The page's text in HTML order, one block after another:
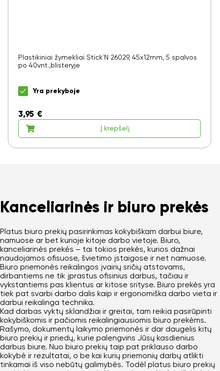
Plastikiniai žymekliai Stick´N 26029, 45x12mm, 5 spalvos
po 40vnt.,blisteryje
Yra prekyboje
3,95 €
Į krepšelį
Kanceliarinės ir biuro prekės
Platus biuro prekių pasirinkimas kokybiškam darbui biure,
namuose ar bet kurioje kitoje darbo vietoje. Biuro,
kanceliarinės prekės – tai tokios prekės, kurios dažnai
naudojamos ofisuose, švietimo įstaigose ir net namuose.
Biuro priemonės reikalingos įvairių sričių atstovams,
dirbantiems ne tik įprastus ofisinius darbus, tačiau ir
vykstantiems pas klientus ar kitose srityse. Biuro prekės yra
tiek pat svarbi darbo dalis kaip ir ergonomiška darbo vieta ir
darbui reikalinga technika.
Kad darbas vyktų sklandžiai ir greitai, tam reikia pasirūpinti
kokybiškomis ir pačiomis reikalingiausiomis biuro prekėms.
Rašymo, dokumentų laikymo priemonės ir dar daugelis kitų
biuro prekių ir priedų, kurie palengvins Jūsų kasdienius
darbus biure. Nuo biuro prekių taip pat priklauso darbo
kokybė ir rezultatai, o be kai kurių priemonių darbų atlikti
tinkamai iš viso nebūtų galimybės. Todėl platus biuro prekių